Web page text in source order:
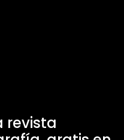
revista